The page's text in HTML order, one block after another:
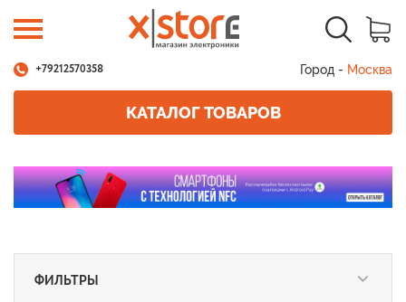
+79212570358 Город - Москва
КАТАЛОГ ТОВАРОВ
ФИЛЬТРЫ